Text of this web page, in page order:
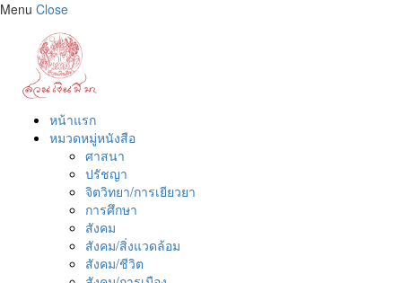
Menu Close
หน้าแรก
หมวดหมู่หนังสือ
ศาสนา
ปรัชญา
จิตวิทยา/การเยียวยา
การศึกษา
สังคม
สังคม/สิ่งแวดล้อม
สังคม/ชีวิต